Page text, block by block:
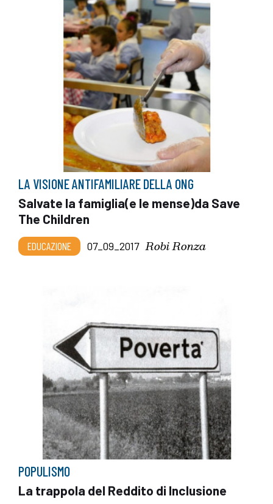
LA VISIONE ANTIFAMILIARE DELLA ONG
Salvate la famiglia(e le mense)da Save
The Children
EDUCAZIONE 07_09_2017 Robi Ronza
POPULISMO
La trappola del Reddito di Inclusione